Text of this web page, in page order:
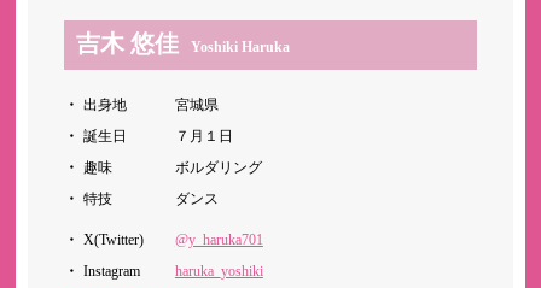
吉木 悠佳 Yoshiki Haruka
出身地
宮城県
誕生日
７月１日
趣味
ボルダリング
特技
ダンス
X(Twitter)
@y_haruka701
Instagram
haruka_yoshiki